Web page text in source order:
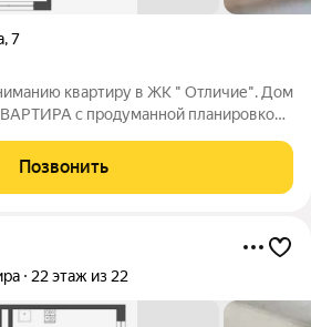
,7
квартиру в ЖК " Отличие". Дом
с продуманной планировкой
два санузла. Жилой комплекс
Позвонить
22 этаж из 22